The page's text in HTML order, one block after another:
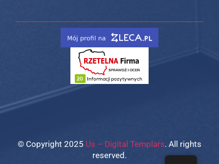
© Copyright 2025 Us – Digital Templars. All rights
reserved.